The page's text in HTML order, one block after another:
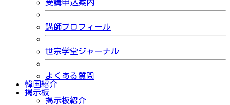
受講申込案内
講師プロフィール
世宗学堂ジャーナル
よくある質問
韓国紹介
掲示板
掲示板紹介